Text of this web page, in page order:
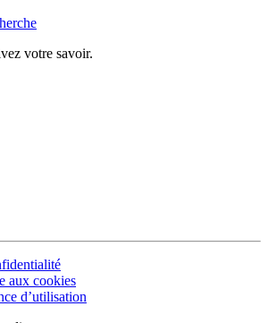
votre savoir.
aux cookies
d’utilisation